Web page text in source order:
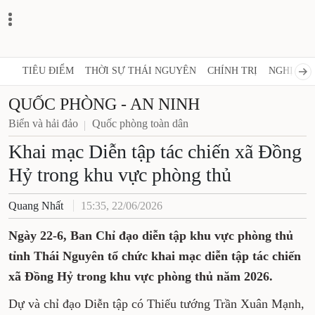
TIÊU ĐIỂM THỜI SỰ THÁI NGUYÊN CHÍNH TRỊ NGHỊ
QUỐC PHÒNG - AN NINH
Biển và hải đảo Quốc phòng toàn dân
Khai mạc Diễn tập tác chiến xã Đồng
Hỷ trong khu vực phòng thủ
Quang Nhất 15:35, 22/06/2026
Ngày 22-6, Ban Chỉ đạo diễn tập khu vực phòng thủ
tỉnh Thái Nguyên tổ chức khai mạc diễn tập tác chiến
xã Đồng Hỷ trong khu vực phòng thủ năm 2026.
Dự và chỉ đạo Diễn tập có Thiếu tướng Trần Xuân Mạnh,